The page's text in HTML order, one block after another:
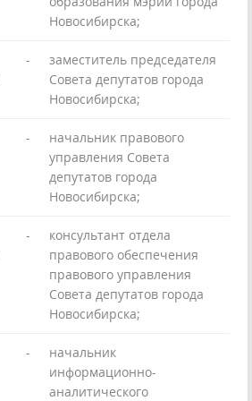
Новосибирска;
-
заместитель председателя
Совета депутатов города
Новосибирска;
-
начальник правового
управления Совета
депутатов города
Новосибирска;
-
консультант отдела
правового обеспечения
правового управления
Совета депутатов города
Новосибирска;
-
начальник
информационно-
аналитического